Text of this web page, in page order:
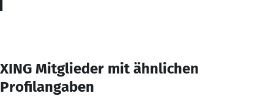
XING Mitglieder mit ähnlichen
Profilangaben